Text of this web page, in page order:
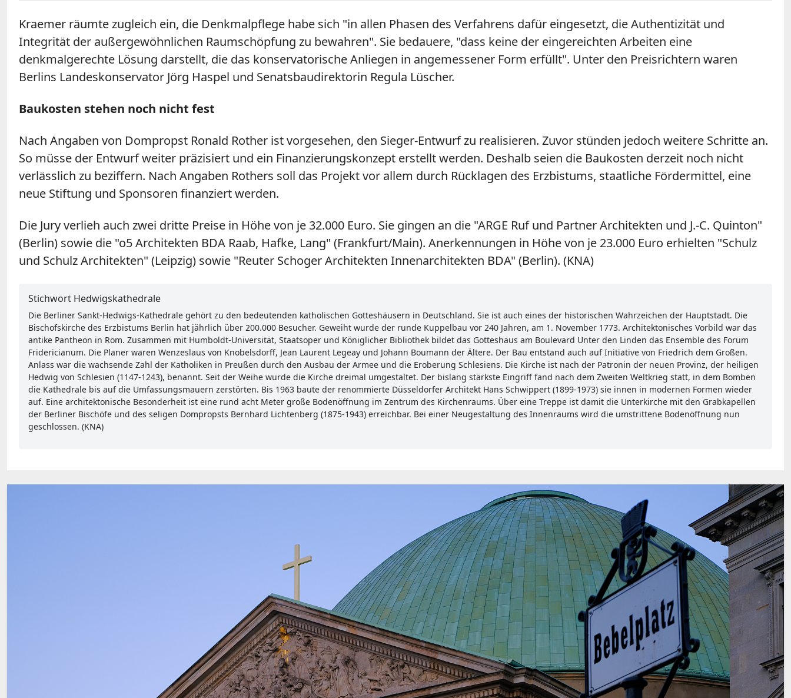
Kraemer räumte zugleich ein, die Denkmalpflege habe sich "in allen Phasen des Verfahrens dafür eingesetzt, die Authentizität und
Integrität der außergewöhnlichen Raumschöpfung zu bewahren". Sie bedauere, "dass keine der eingereichten Arbeiten eine
denkmalgerechte Lösung darstellt, die das konservatorische Anliegen in angemessener Form erfüllt". Unter den Preisrichtern waren
Berlins Landeskonservator Jörg Haspel und Senatsbaudirektorin Regula Lüscher.
Baukosten stehen noch nicht fest
Nach Angaben von Dompropst Ronald Rother ist vorgesehen, den Sieger-Entwurf zu realisieren. Zuvor stünden jedoch weitere Schritte an.
So müsse der Entwurf weiter präzisiert und ein Finanzierungskonzept erstellt werden. Deshalb seien die Baukosten derzeit noch nicht
verlässlich zu beziffern. Nach Angaben Rothers soll das Projekt vor allem durch Rücklagen des Erzbistums, staatliche Fördermittel, eine
neue Stiftung und Sponsoren finanziert werden.
Die Jury verlieh auch zwei dritte Preise in Höhe von je 32.000 Euro. Sie gingen an die "ARGE Ruf und Partner Architekten und J.-C. Quinton"
(Berlin) sowie die "o5 Architekten BDA Raab, Hafke, Lang" (Frankfurt/Main). Anerkennungen in Höhe von je 23.000 Euro erhielten "Schulz
und Schulz Architekten" (Leipzig) sowie "Reuter Schoger Architekten Innenarchitekten BDA" (Berlin). (KNA)
Stichwort Hedwigskathedrale
Die Berliner Sankt-Hedwigs-Kathedrale gehört zu den bedeutenden katholischen Gotteshäusern in Deutschland. Sie ist auch eines der historischen Wahrzeichen der Hauptstadt. Die
Bischofskirche des Erzbistums Berlin hat jährlich über 200.000 Besucher. Geweiht wurde der runde Kuppelbau vor 240 Jahren, am 1. November 1773. Architektonisches Vorbild war das
antike Pantheon in Rom. Zusammen mit Humboldt-Universität, Staatsoper und Königlicher Bibliothek bildet das Gotteshaus am Boulevard Unter den Linden das Ensemble des Forum
Fridericianum. Die Planer waren Wenzeslaus von Knobelsdorff, Jean Laurent Legeay und Johann Boumann der Ältere. Der Bau entstand auch auf Initiative von Friedrich dem Großen.
Anlass war die wachsende Zahl der Katholiken in Preußen durch den Ausbau der Armee und die Eroberung Schlesiens. Die Kirche ist nach der Patronin der neuen Provinz, der heiligen
Hedwig von Schlesien (1147-1243), benannt. Seit der Weihe wurde die Kirche dreimal umgestaltet. Der bislang stärkste Eingriff fand nach dem Zweiten Weltkrieg statt, in dem Bomben
die Kathedrale bis auf die Umfassungsmauern zerstörten. Bis 1963 baute der renommierte Düsseldorfer Architekt Hans Schwippert (1899-1973) sie innen in modernen Formen wieder
auf. Eine architektonische Besonderheit ist eine rund acht Meter große Bodenöffnung im Zentrum des Kirchenraums. Über eine Treppe ist damit die Unterkirche mit den Grabkapellen
der Berliner Bischöfe und des seligen Dompropsts Bernhard Lichtenberg (1875-1943) erreichbar. Bei einer Neugestaltung des Innenraums wird die umstrittene Bodenöffnung nun
geschlossen. (KNA)